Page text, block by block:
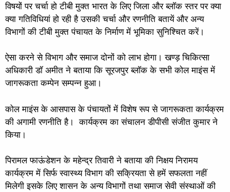
विषयों पर चर्चा हो टीबी मुक्त भारत के लिए जिला और ब्लॉक स्तर पर क्या
क्या गतिविधियां हो रही है उसकी चर्चा और रणनीति बतायें और अन्य
विभागों की टीबी मुक्त पंचायत के निर्माण में भूमिका सुनिश्चित करें।
ऐसा करने से विभाग और समाज दोनों को लाभ होगा। खण्ड़ चिकित्सा
अधिकारी डॉ अमीत ने बताया कि सूरजपुर ब्लॉक के सभी कोल माइंस में
जागरूकता कम्पेन सम्पन्न हुआ।
कोल माइंस के आसपास के पंचायतों में विशेष रूप से जागरूकता कार्यक्रम
की अगामी रणनीति है। कार्यक्रम का संचालन डीपीसी संजीत कुमार ने
किया।
पिरामल फाऊंडेशन के महेन्द्र तिवारी ने बताया की निक्षय निरामय
कार्यक्रम में सिर्फ स्वास्थ्य विभाग की सक्रियता से हमें सफलता नहीं
मिलेगी इसके लिए शासन के अन्य विभागों तथा समाज सेवी संस्थाओं की